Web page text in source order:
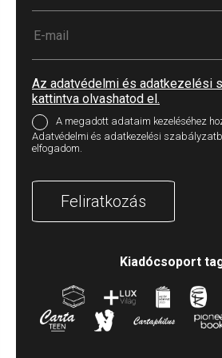
Az adatvédelmi és adatkezelési
kattintva olvashatod el.
A megadott adataim kezeléséhez
Adatvédelmi és adatkezelési szabályzatban
elfogadom.
Feliratkozás
Kiadócsoport